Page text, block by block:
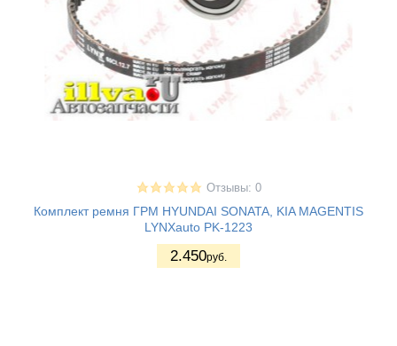
Отзывы: 0
Комплект ремня ГРМ HYUNDAI SONATA, KIA MAGENTIS
LYNXauto PK-1223
2.450руб.